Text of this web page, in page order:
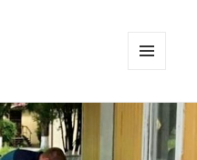
ВИДЖЕТЫ